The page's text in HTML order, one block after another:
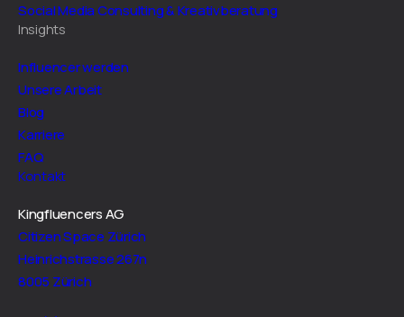
Social Media Consulting & Kreativberatung
Insights
Influencer werden
Unsere Arbeit
Blog
Karriere
FAQ
Kontakt
Kingfluencers AG
Citizen Space Zürich
Heinrichstrasse 267n
8005 Zürich